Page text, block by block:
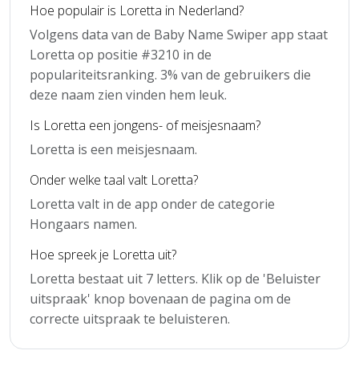
Hoe populair is Loretta in Nederland?
Volgens data van de Baby Name Swiper app staat
Loretta op positie #3210 in de
populariteitsranking. 3% van de gebruikers die
deze naam zien vinden hem leuk.
Is Loretta een jongens- of meisjesnaam?
Loretta is een meisjesnaam.
Onder welke taal valt Loretta?
Loretta valt in de app onder de categorie
Hongaars namen.
Hoe spreek je Loretta uit?
Loretta bestaat uit 7 letters. Klik op de 'Beluister
uitspraak' knop bovenaan de pagina om de
correcte uitspraak te beluisteren.